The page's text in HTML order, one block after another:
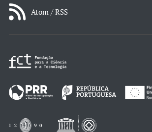
Atom / RSS